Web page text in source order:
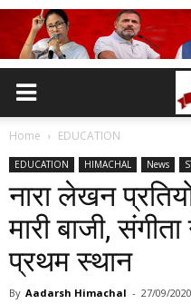
Home EDUCATION
EDUCATION HIMACHAL News
नारा लेखन
मारी बाजी,
प्रथम स्थान
By Aadarsh Himachal - 27/09/2020